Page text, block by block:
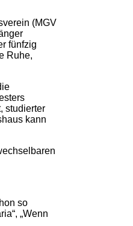
(MGV
fünfzig
Ruhe,
studierter
kann
so
„Wenn